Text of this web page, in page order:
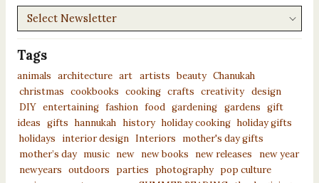
Newsletters
Tags
animals architecture art artists beauty Chanukah
christmas cookbooks cooking crafts creativity design
DIY entertaining fashion food gardening gardens gift
ideas
gifts hannukah history holiday cooking holiday gifts
holidays
interior design Interiors
mother's day gifts
mother’s day
music new new books new releases
new year
newyears outdoors parties photography pop culture